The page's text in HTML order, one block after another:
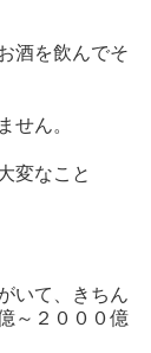
酒を飲んでそ
せん。
変なこと
いて、きちん
～２０００億